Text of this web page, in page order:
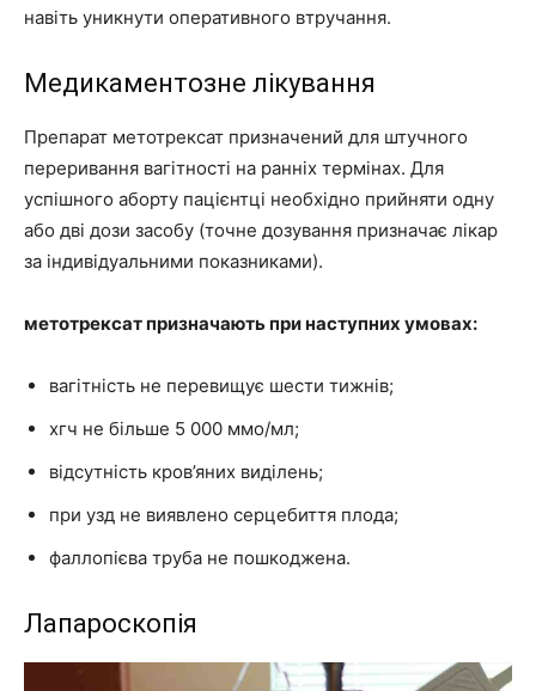
навіть уникнути оперативного втручання.
Медикаментозне лікування
Препарат метотрексат призначений для штучного
переривання вагітності на ранніх термінах. Для
успішного аборту пацієнтці необхідно прийняти одну
або дві дози засобу (точне дозування призначає лікар
за індивідуальними показниками).
метотрексат призначають при наступних умовах:
вагітність не перевищує шести тижнів;
хгч не більше 5 000 ммо/мл;
відсутність кров’яних виділень;
при узд не виявлено серцебиття плода;
фаллопієва труба не пошкоджена.
Лапароскопія